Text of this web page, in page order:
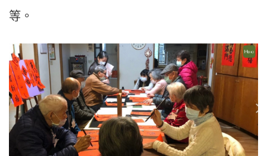
等。